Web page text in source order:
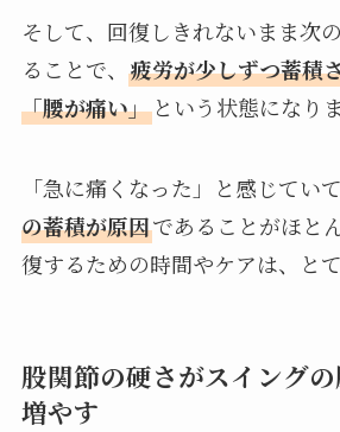
そして、回復しきれないまま次
ることで、 疲労が少しずつ蓄積
「腰が痛い」という状態になりま
「急に痛くなった」と感じてい
の蓄積が原因であることがほと
復するための時間やケアは、とて
股関節の硬さがスイング
増やす